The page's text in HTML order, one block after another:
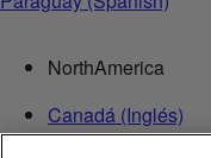
NorthAmerica
Canadá (Inglés)
Canadá (Francés)